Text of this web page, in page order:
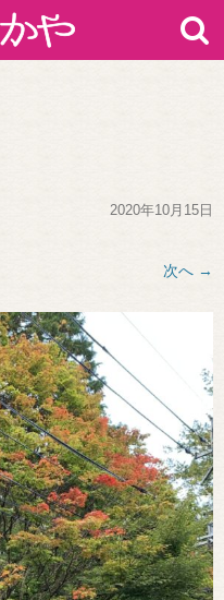
2020年10月15日
次へ →